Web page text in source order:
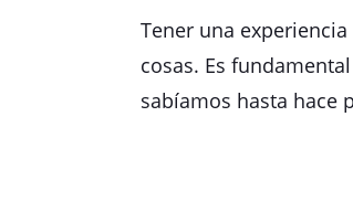
Tener una
cosas. Es
sabíamos hasta hace